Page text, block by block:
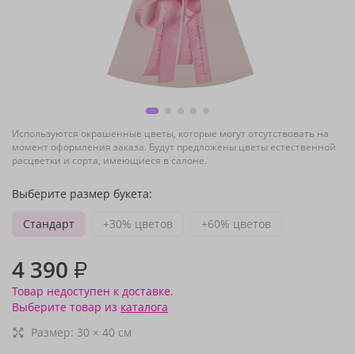
Используются окрашенные цветы, которые могут отсутствовать на
момент оформления заказа. Будут предложены цветы естественной
расцветки и сорта, имеющиеся в салоне.
Выберите размер букета:
Стандарт
+30% цветов +60% цветов
4 390 ₽
Товар недоступен к доставке.
Выберите товар из каталога
Размер: 30 × 40 см